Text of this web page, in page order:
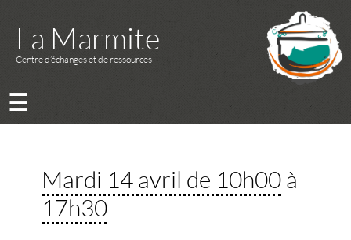
La Marmite
Centre d’échanges et de ressources
☰
Mardi 14 avril de 10h00à
17h30